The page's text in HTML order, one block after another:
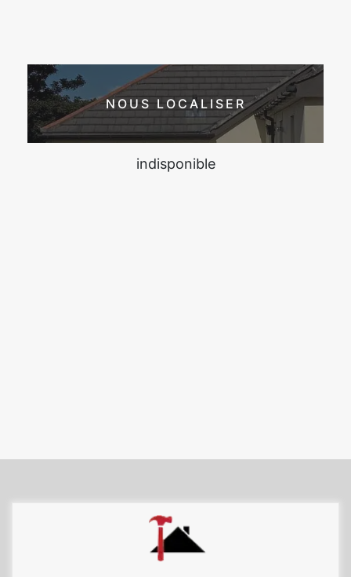
NOUS LOCALISER
indisponible